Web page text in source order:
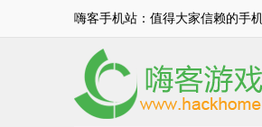
嗨客手机站：值得大家信赖的手